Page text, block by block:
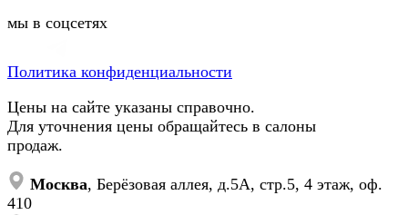
мы в соцсетях
Политика конфиденциальности
Цены на сайте указаны справочно.
Для уточнения цены обращайтесь в салоны
продаж.
Москва, Берёзовая аллея, д.5А, стр.5, 4 этаж, оф.
410